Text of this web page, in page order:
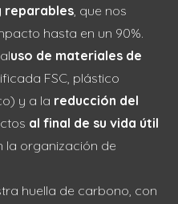
reparables, que nos
hasta en un 90%.
uso de materiales de
FSC, plástico
y a la reducción del
al final de su vida útil
la organización de
huella de carbono, con